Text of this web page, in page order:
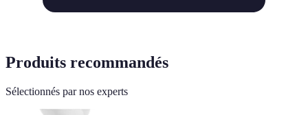
Produits recommandés
Sélectionnés par nos experts